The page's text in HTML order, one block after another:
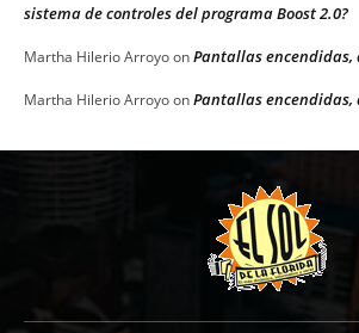
sistema de controles del programa Boost 2.0?
Martha Hilerio ArroyoonPantallas
Martha Hilerio ArroyoonPantallas